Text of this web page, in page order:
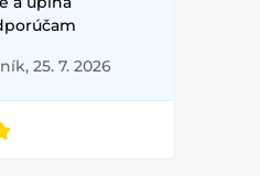
25. 7. 2026